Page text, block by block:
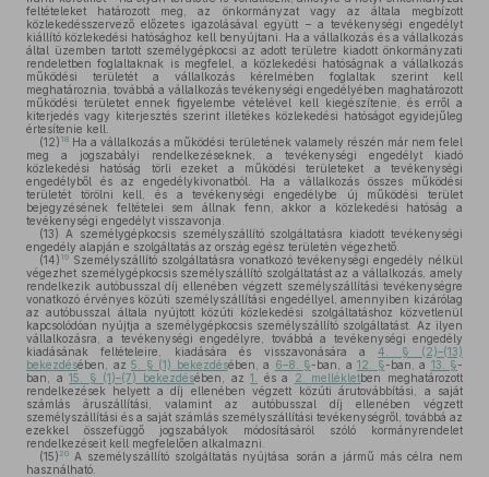
feltételeket határozott meg, az önkormányzat vagy az általa megbízott
közlekedésszervező előzetes igazolásával együtt – a tevékenységi engedélyt
kiállító közlekedési hatósághoz kell benyújtani. Ha a vállalkozás és a vállalkozás
által üzemben tartott személygépkocsi az adott területre kiadott önkormányzati
rendeletben foglaltaknak is megfelel, a közlekedési hatóságnak a vállalkozás
működési területét a vállalkozás kérelmében foglaltak szerint kell
meghatároznia, továbbá a vállalkozás tevékenységi engedélyében maghatározott
működési területet ennek figyelembe vételével kell kiegészítenie, és erről a
kiterjedés vagy kiterjesztés szerint illetékes közlekedési hatóságot egyidejűleg
értesítenie kell.
(12) 18 Ha a vállalkozás a működési területének valamely részén már nem felel
meg a jogszabályi rendelkezéseknek, a tevékenységi engedélyt kiadó
közlekedési hatóság törli ezeket a működési területeket a tevékenységi
engedélyből és az engedélykivonatból. Ha a vállalkozás összes működési
területét törölni kell, és a tevékenységi engedélybe új működési terület
bejegyzésének feltételei sem állnak fenn, akkor a közlekedési hatóság a
tevékenységi engedélyt visszavonja.
(13) A személygépkocsis személyszállító szolgáltatásra kiadott tevékenységi
engedély alapján e szolgáltatás az ország egész területén végezhető.
(14) 19 Személyszállító szolgáltatásra vonatkozó tevékenységi engedély nélkül
végezhet személygépkocsis személyszállító szolgáltatást az a vállalkozás, amely
rendelkezik autóbusszal díj ellenében végzett személyszállítási tevékenységre
vonatkozó érvényes közúti személyszállítási engedéllyel, amennyiben kizárólag
az autóbusszal általa nyújtott közúti közlekedési szolgáltatáshoz közvetlenül
kapcsolódóan nyújtja a személygépkocsis személyszállító szolgáltatást. Az ilyen
vállalkozásra, a tevékenységi engedélyre, továbbá a tevékenységi engedély
kiadásának feltételeire, kiadására és visszavonására a4. § (2)–(13)
bekezdésében, az 5. § (1) bekezdésében, a 6–8. §-ban, a 12. §-ban, a 13. §-
ban, a15. § (1)–(7) bekezdésében, az1. és a 2. mellékletben meghatározott
rendelkezések helyett a díj ellenében végzett közúti árutovábbítási, a saját
számlás áruszállítási, valamint az autóbusszal díj ellenében végzett
személyszállítási és a saját számlás személyszállítási tevékenységről, továbbá az
ezekkel összefüggő jogszabályok módosításáról szóló kormányrendelet
rendelkezéseit kell megfelelően alkalmazni.
(15) 20 A személyszállító szolgáltatás nyújtása során a jármű más célra nem
használható.